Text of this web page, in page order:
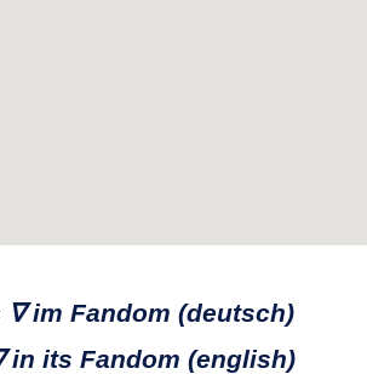
im Fandom (deutsch)
in its Fandom (english)